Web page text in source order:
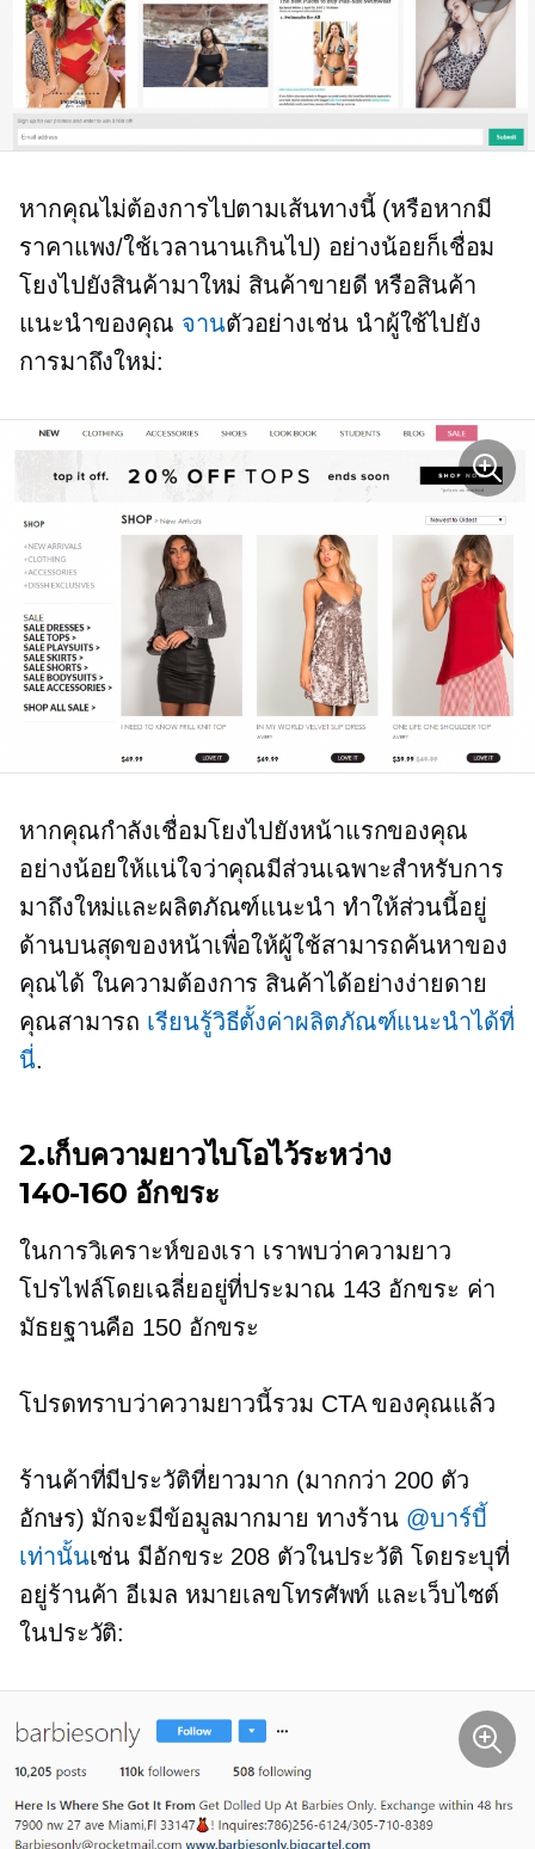
หากคุณไม่ต้องการไปตามเส้นทางนี้ (หรือหากมี
ราคาแพง/ใช้เวลานานเกินไป) อย่างน้อยก็เชื่อม
โยงไปยังสินค้ามาใหม่ สินค้าขายดี หรือสินค้า
แนะนำของคุณ จานตัวอย่างเช่น นำผู้ใช้ไปยัง
การมาถึงใหม่:
หากคุณกำลังเชื่อมโยงไปยังหน้าแรกของคุณ
อย่างน้อยให้แน่ใจว่าคุณมีส่วนเฉพาะสำหรับการ
มาถึงใหม่และผลิตภัณฑ์แนะนำ ทำให้ส่วนนี้อยู่
ด้านบนสุดของหน้าเพื่อให้ผู้ใช้สามารถค้นหาของ
คุณได้ ในความต้องการ สินค้าได้อย่างง่ายดาย
คุณสามารถ เรียนรู้วิธีตั้งค่าผลิตภัณฑ์แนะนำได้ที่
นี่.
2.เก็บความยาวไบโอไว้ระหว่าง
140-160 อักขระ
ในการวิเคราะห์ของเรา เราพบว่าความยาว
โปรไฟล์โดยเฉลี่ยอยู่ที่ประมาณ 143 อักขระ ค่า
มัธยฐานคือ 150 อักขระ
โปรดทราบว่าความยาวนี้รวม CTA ของคุณแล้ว
ร้านค้าที่มีประวัติที่ยาวมาก (มากกว่า 200 ตัว
อักษร) มักจะมีข้อมูลมากมาย ทางร้าน @บาร์บี้
เท่านั้นเช่น มีอักขระ 208 ตัวในประวัติ โดยระบุที่
อยู่ร้านค้า อีเมล หมายเลขโทรศัพท์ และเว็บไซต์
ในประวัติ: